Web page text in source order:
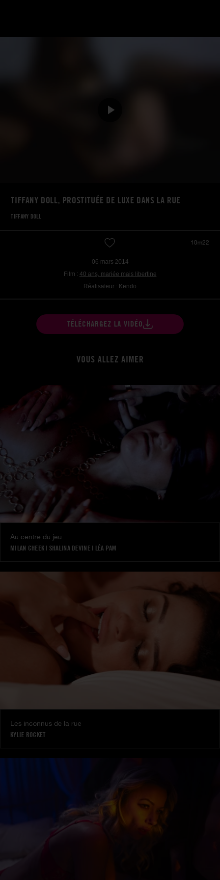
TIFFANY DOLL, PROSTITUÉE DE LUXE DANS LA RUE
TIFFANY DOLL
10m22
06 mars 2014
Film : 40 ans, mariée mais libertine
Réalisateur : Kendo
TÉLÉCHARGEZ LA VIDÉO
VOUS ALLEZ AIMER
Au centre du jeu
MILAN CHEEK | SHALINA DEVINE| LÉA PAM
Les inconnus de la rue
KYLIE ROCKET